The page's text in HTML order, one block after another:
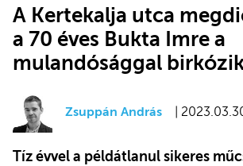
A Kertekalja utca
a 70 éves Bukta Imre a
mulandósággal
Zsuppán András |
Tíz évvel a példátlanul sikeres